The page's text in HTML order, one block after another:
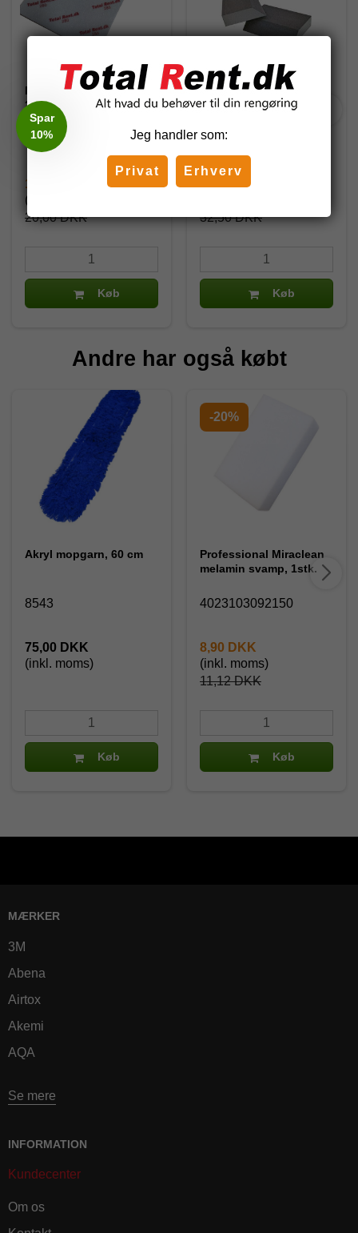
Mirakel Power svamp -
280
11
20,00 DKK
13,69 DKK
(inkl. moms)
Køb
Slibeklods med skrå
kant
711518
32,50 DKK
22,50 DKK
Køb
Andre har også købt
Akryl mopgarn, 60 cm
8543
75,00 DKK
(inkl. moms)
Køb
-20%
Professional Miraclean
melamin svamp, 1stk.
4023103092150
11,12 DKK
8,90 DKK
(inkl. moms)
Køb
MÆRKER
3M
Abena
Airtox
Akemi
AQA
Se mere
INFORMATION
Kundecenter
Om os
Jeg handler som:
Privat Erhverv
Spar
10%